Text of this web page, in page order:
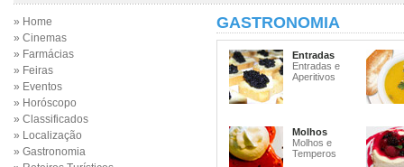
» Home
» Cinemas
» Farmácias
» Feiras
» Eventos
» Horóscopo
» Classificados
» Localização
» Gastronomia
GASTRONOMIA
Entradas
Entradas e
Aperitivos
Molhos
Molhos e
Temperos